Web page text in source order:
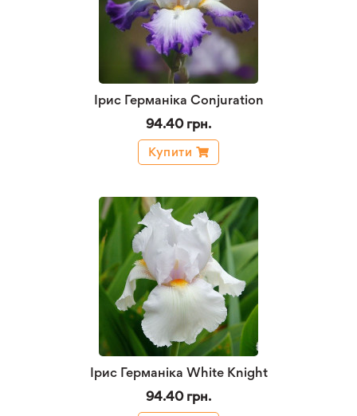
Ірис Германіка Conjuration
94.40 грн.
Купити
Ірис Германіка White Knight
94.40 грн.